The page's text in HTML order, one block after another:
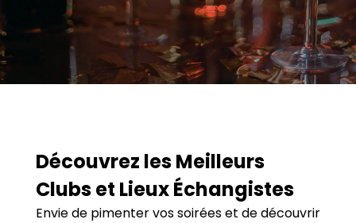
Découvrez les Meilleurs
Clubs et Lieux Échangistes
Envie de pimenter vos soirées et de découvrir